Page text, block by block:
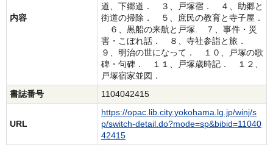
内容
道、下郷道． ３、戸塚宿． ４、助郷と
街道の掃除． ５、庶民の教育と寺子屋．
６、黒船の来航と戸塚. ７、事件・災
害・こぼれ話． ８、寺社参詣と旅．
９、明治の世になって． １０、戸塚の歌
碑・句碑． １１、戸塚歳時記． １２、
戸塚宿家並図．
書誌番号
1104042415
URL
https://opac.lib.city.yokohama.lg.jp/winj/s
p/switch-detail.do?mode=sp&bibid=11040
42415